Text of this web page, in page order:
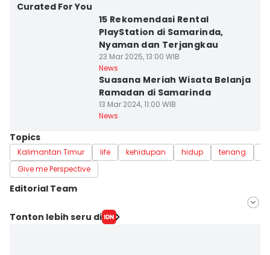
Curated For You
15 Rekomendasi Rental
PlayStation di Samarinda,
Nyaman dan Terjangkau
23 Mar 2025, 13:00 WIB
News
Suasana Meriah Wisata Belanja
Ramadan di Samarinda
13 Mar 2024, 11:00 WIB
News
Topics
Kalimantan Timur life kehidupan hidup tenang
Give me Perspective
Editorial Team
Editor
Tonton lebih seru di